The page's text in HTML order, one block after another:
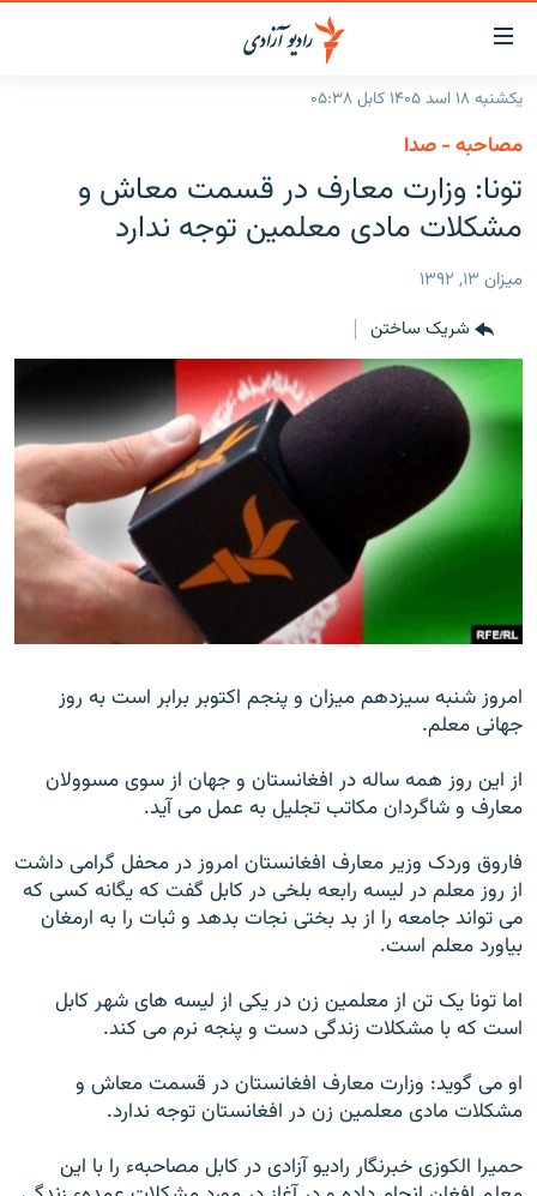
لینک‌های
قابل
دسترسی
به
متن
اصلی
بازگشت
منوی
مراجعه
صفحه
جستجو
گزارش‌ها
افغانستان
جهان
خبرها
مصاحبه‌ها
برنامه‌ها
مجموعه تصویری
ورزش
بحران مهاجرت
'کووید-۱۹'
صفحه پشتو
به ما بپیوندید
یکشنبه ۱۸ اسد ۱۴۰۵ کابل ۰۵:۳۸
مصاحبه - صدا
تونا: وزارت معارف در قسمت معاش و
مشکلات مادی معلمین توجه ندارد
ميزان ۱۳, ۱۳۹۲
شریک ساختن
امروز شنبه سیزدهم میزان و پنجم اکتوبر برابر است به روز
جهانی معلم.
از این روز همه ساله در افغانستان و جهان از سوی مسوولان
معارف و شاگردان مکاتب تجلیل به عمل می آید.
فاروق وردک وزیر معارف افغانستان امروز در محفل گرامی داشت
از روز معلم در لیسه رابعه بلخی در کابل گفت که یگانه کسی که
می تواند جامعه را از بد بختی نجات بدهد و ثبات را به ارمغان
بیاورد معلم است.
اما تونا یک تن از معلمین زن در یکی از لیسه های شهر کابل
است که با مشکلات زندگی دست و پنجه نرم می کند.
او می گوید: وزارت معارف افغانستان در قسمت معاش و
مشکلات مادی معلمین زن در افغانستان توجه ندارد.
حمیرا الکوزی خبرنگار رادیو آزادی در کابل مصاحبهء را با این